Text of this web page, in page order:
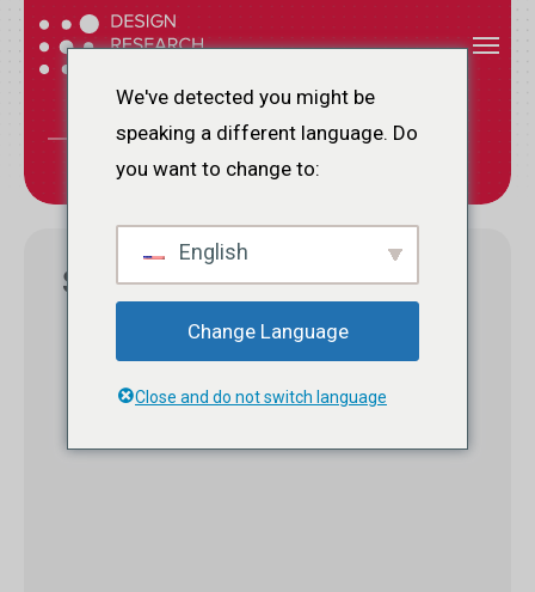
Vai
Eventi
VENTI
Seminari e Workshop
Menu
We've detected you might be
speaking a different language. Do
you want to change to:
English
Change Language
Close and do not switch language